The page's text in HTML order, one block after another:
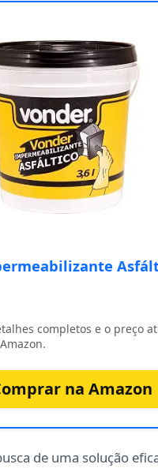
completos e o preço
na Amazon
de uma solução